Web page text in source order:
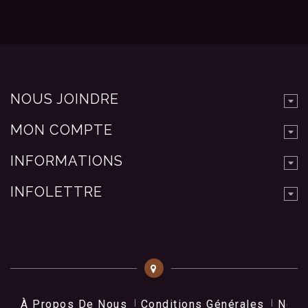
NOUS JOINDRE
MON COMPTE
INFORMATIONS
INFOLETTRE
À Propos De Nous Conditions Générales Nos